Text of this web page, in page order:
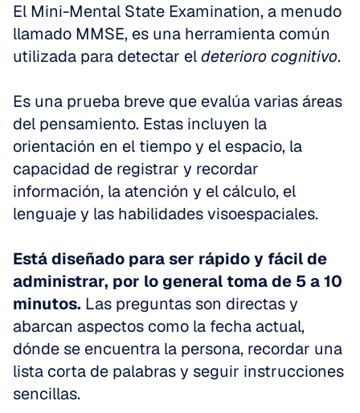
El Mini-Mental State Examination, a menudo
llamado MMSE, es una herramienta común
utilizada para detectar el deterioro cognitivo.
Es una prueba breve que evalúa varias áreas
del pensamiento. Estas incluyen la
orientación en el tiempo y el espacio, la
capacidad de registrar y recordar
información, la atención y el cálculo, el
lenguaje y las habilidades visoespaciales.
Está diseñado para ser rápido y fácil de
administrar, por lo general toma de 5 a 10
minutos. Las preguntas son directas y
abarcan aspectos como la fecha actual,
dónde se encuentra la persona, recordar una
lista corta de palabras y seguir instrucciones
sencillas.